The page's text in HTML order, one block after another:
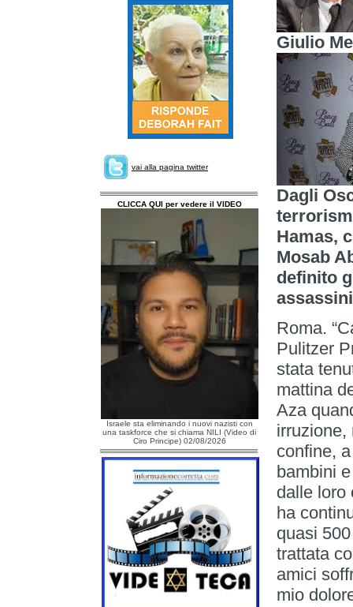
vai alla pagina twitter
CLICCA QUI per vedere il VIDEO
Israele sta eliminando i nuovi nazisti con
una taskforce che si chiama NILI (Video di
Ciro Principe) 02/08/2026
Giulio
Dagli
Hamas,
Mosab
definito
assassini
Roma.
Pulitzer
stata
mattina
Aza
irruzione,
confine,
bambini
dalle loro
ha
quasi
trattata
amici
mio